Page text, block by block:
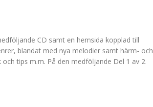
CD samt en hemsida kopplad till
blandat med nya melodier samt härm- och
tips m.m. På den medföljande Del 1 av 2.